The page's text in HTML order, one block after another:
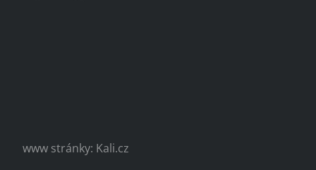
www stránky: Kali.cz